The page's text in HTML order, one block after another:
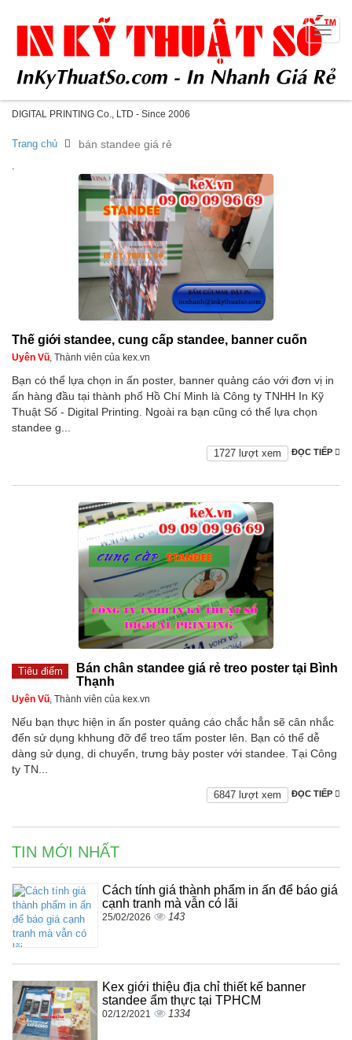
DIGITAL PRINTING Co., LTD - Since 2006
Toggle
Trang chủ bán standee giá rẻ
.
Thế giới standee, cung cấp standee, banner cuốn
Uyên Vũ, Thành viên của kex.vn
Bạn có thể lựa chọn in ấn poster, banner quảng cáo với đơn vị in
ấn hàng đầu tại thành phố Hồ Chí Minh là Công ty TNHH In Kỹ
Thuật Số - Digital Printing. Ngoài ra bạn cũng có thể lựa chọn
standee g...
ĐỌC TIẾP
1727 lượt xem
Tiêu điểm
Bán chân standee giá rẻ treo poster tại Bình
Thạnh
Uyên Vũ, Thành viên của kex.vn
Nếu bạn thực hiện in ấn poster quảng cáo chắc hẳn sẽ cân nhắc
đến sử dụng khhung đỡ để treo tấm poster lên. Bạn có thể dễ
dàng sử dụng, di chuyển, trưng bày poster với standee. Tại Công
ty TN...
ĐỌC TIẾP
6847 lượt xem
TIN MỚI NHẤT
Cách tính giá thành phẩm in ấn để báo giá
cạnh tranh mà vẫn có lãi
25/02/2026 143
Kex giới thiệu địa chỉ thiết kế banner
standee ẩm thực tại TPHCM
02/12/2021 1334